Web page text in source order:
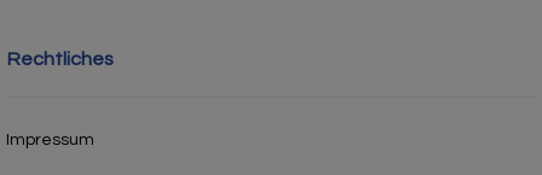
Rechtliches
Impressum